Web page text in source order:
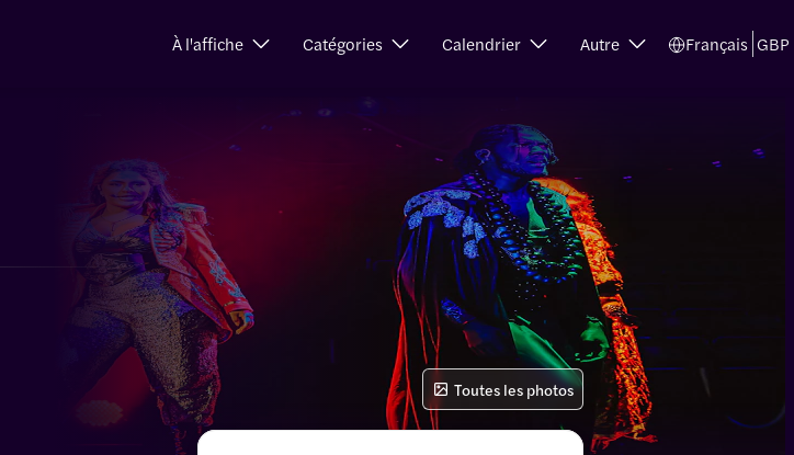
À l'affiche Catégories Calendrier Autre Français GBP
Toutes les photos